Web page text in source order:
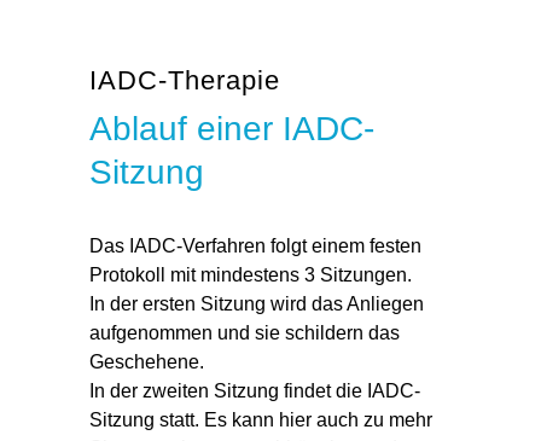
IADC-Therapie
Ablauf einer IADC-
Sitzung
Das IADC-Verfahren folgteinem festen
Protokoll
mit mindestens 3 Sitzungen.
In der ersten Sitzung wird das Anliegen
aufgenommen und sie schildern das
Geschehene.
In der zweiten Sitzung findet die IADC-
Sitzung statt. Es kann hier auch zu mehr